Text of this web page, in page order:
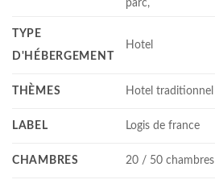
parc,
TYPE
D'HÉBERGEMENT
Hotel
THÈMES Hotel traditionnel
LABEL Logis de france
CHAMBRES 20 / 50 chambres